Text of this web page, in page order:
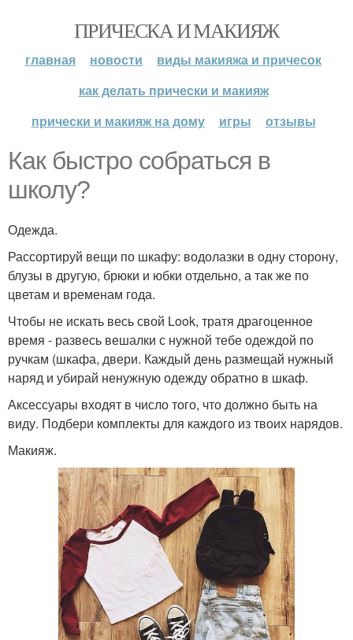
ПРИЧЕСКА И МАКИЯЖ
главная новости
виды макияжа и причесок
как делать прически и макияж
прически и макияж на дому
игры отзывы
Как быстро собраться в
школу?
Одежда.
Рассортируй вещи по шкафу: водолазки в одну сторону,
блузы в другую, брюки и юбки отдельно, а так же по
цветам и временам года.
Чтобы не искать весь свой Look, тратя драгоценное
время - развесь вешалки с нужной тебе одеждой по
ручкам (шкафа, двери. Каждый день размещай нужный
наряд и убирай ненужную одежду обратно в шкаф.
Аксессуары входят в число того, что должно быть на
виду. Подбери комплекты для каждого из твоих нарядов.
Макияж.